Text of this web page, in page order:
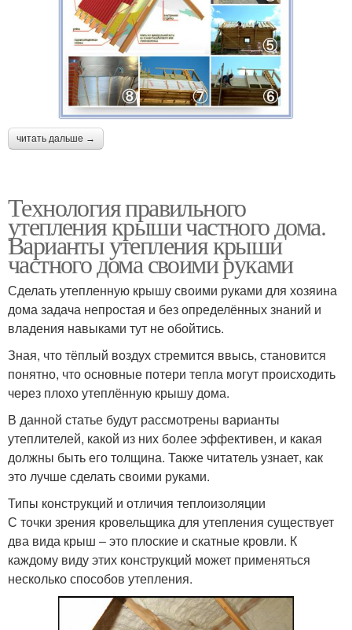
читать дальше →
Технология правильного
утепления крыши частного дома.
Варианты утепления крыши
частного дома своими руками
Сделать утепленную крышу своими руками для хозяина
дома задача непростая и без определённых знаний и
владения навыками тут не обойтись.
Зная, что тёплый воздух стремится ввысь, становится
понятно, что основные потери тепла могут происходить
через плохо утеплённую крышу дома.
В данной статье будут рассмотрены варианты
утеплителей, какой из них более эффективен, и какая
должны быть его толщина. Также читатель узнает, как
это лучше сделать своими руками.
Типы конструкций и отличия теплоизоляции
С точки зрения кровельщика для утепления существует
два вида крыш – это плоские и скатные кровли. К
каждому виду этих конструкций может применяться
несколько способов утепления.